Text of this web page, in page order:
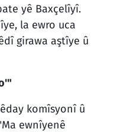
yê Baxçelîyî.
la ewro uca
girawa aştîye û
komîsyonî û
ewnîyenê